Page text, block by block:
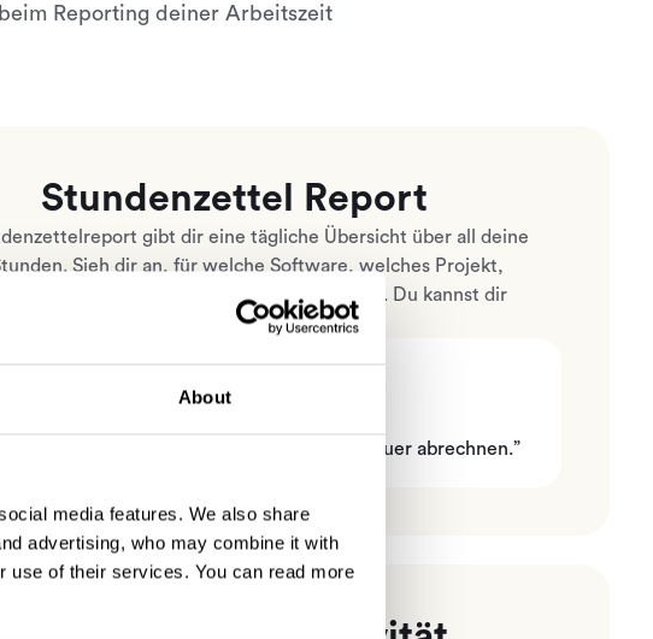
About
media features. We also share
advertising, who may combine it with
use of their services. You can read more
Reporting deiner Arbeitszeit
Stundenzettel Report
gibt dir eine tägliche Übersicht über all deine
Sieh dir an, für welche Software, welches Projekt,
oder Unteraufgabe du Zeit erfasst hast. Du kannst dir
Zeiteinträgeansehen.
mit den täglichen Reports Kunden genauer abrechnen.”